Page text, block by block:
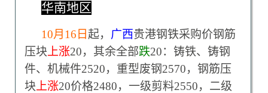
华南地区
10月16日 起， 广西贵港钢铁采购价钢筋
压块 上涨20，其余全部跌20：铸铁、铸钢
件、机械件2520，重型废钢2570，钢筋压
块 上涨20价格2480，一级剪料2550，二级